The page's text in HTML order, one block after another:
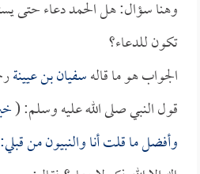
وهنا سؤال: هل الحمد دعاء حتى
تكون للدعاء؟
الجواب هو ما قالهسفيان بن عيينة
قول النبي صلى الله عليه وسلم: (
وأفضل ما قلت أنا والنبيون من قبلي: